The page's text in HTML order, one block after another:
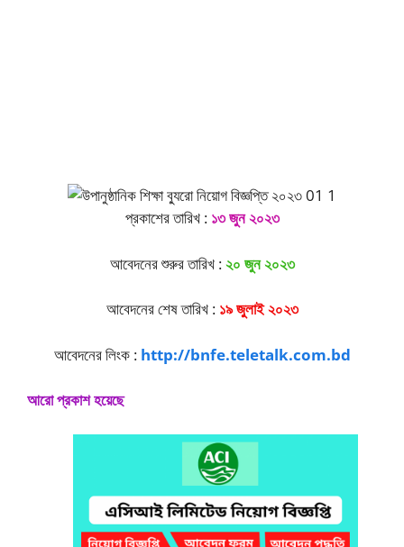
প্রকাশের তারিখ : ১৩ জুন ২০২৩
আবেদনের শুরুর তারিখ :২০ জুন ২০২৩
আবেদনের শেষ তারিখ : ১৯ জুলাই ২০২৩
আবেদনের লিংক : http://bnfe.teletalk.com.bd
আরো প্রকাশ হয়েছে